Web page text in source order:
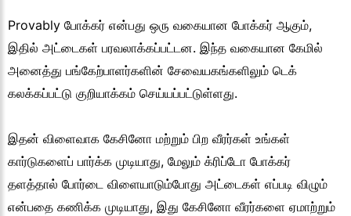
Provably போக்கர் என்பது ஒரு வகையான போக்கர் ஆகும்,
இதில் அட்டைகள் பரவலாக்கப்பட்டன. இந்த வகையான கேமில்
அனைத்து பங்கேற்பாளர்களின் சேவையகங்களிலும் டெக்
கலக்கப்பட்டு குறியாக்கம் செய்யப்பட்டுள்ளது.
இதன் விளைவாக கேசினோ மற்றும் பிற வீரர்கள் உங்கள்
கார்டுகளைப் பார்க்க முடியாது, மேலும் க்ரிப்டோ போக்கர்
தளத்தால் போர்டை விளையாடும்போது அட்டைகள் எப்படி விழும்
என்பதை கணிக்க முடியாது, இது கேசினோ வீரர்களை ஏமாற்றும்